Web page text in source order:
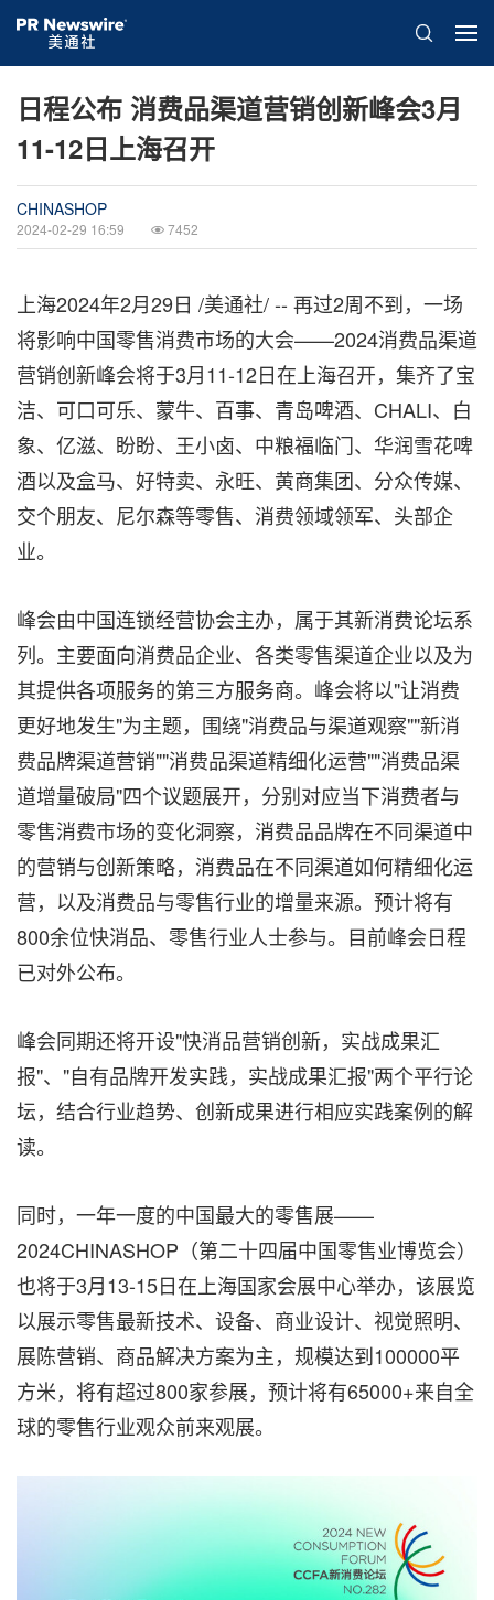
日程公布 消费品渠道营销创新峰会3月
11-12日上海召开
CHINASHOP
2024-02-29 16:59 7452
上海2024年2月29日 /美通社/ -- 再过2周不到，一场
将影响中国零售消费市场的大会——2024消费品渠道
营销创新峰会将于3月11-12日在上海召开，集齐了宝
洁、可口可乐、蒙牛、百事、青岛啤酒、CHALI、白
象、亿滋、盼盼、王小卤、中粮福临门、华润雪花啤
酒以及盒马、好特卖、永旺、黄商集团、分众传媒、
交个朋友、尼尔森等零售、消费领域领军、头部企
业。
峰会由中国连锁经营协会主办，属于其新消费论坛系
列。主要面向消费品企业、各类零售渠道企业以及为
其提供各项服务的第三方服务商。峰会将以"让消费
更好地发生"为主题，围绕"消费品与渠道观察""新消
费品牌渠道营销""消费品渠道精细化运营""消费品渠
道增量破局"四个议题展开，分别对应当下消费者与
零售消费市场的变化洞察，消费品品牌在不同渠道中
的营销与创新策略，消费品在不同渠道如何精细化运
营，以及消费品与零售行业的增量来源。预计将有
800余位快消品、零售行业人士参与。目前峰会日程
已对外公布。
峰会同期还将开设"快消品营销创新，实战成果汇
报"、"自有品牌开发实践，实战成果汇报"两个平行论
坛，结合行业趋势、创新成果进行相应实践案例的解
读。
同时，一年一度的中国最大的零售展——
2024CHINASHOP（第二十四届中国零售业博览会）
也将于3月13-15日在上海国家会展中心举办，该展览
以展示零售最新技术、设备、商业设计、视觉照明、
展陈营销、商品解决方案为主，规模达到100000平
方米，将有超过800家参展，预计将有65000+来自全
球的零售行业观众前来观展。